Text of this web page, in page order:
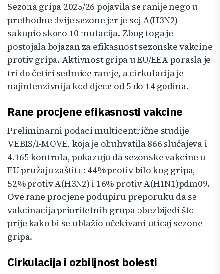
Sezona gripa 2025/26 pojavila se ranije nego u
prethodne dvije sezone jer je soj A(H3N2)
sakupio skoro 10 mutacija. Zbog toga je
postojala bojazan za efikasnost sezonske vakcine
protiv gripa. Aktivnost gripa u EU/EEA porasla je
tri do četiri sedmice ranije, a cirkulacija je
najintenzivnija kod djece od 5 do 14 godina.
Rane procjene efikasnosti vakcine
Preliminarni podaci multicentrične studije
VEBIS/I-MOVE, koja je obuhvatila 866 slučajeva i
4.165 kontrola, pokazuju da sezonske vakcine u
EU pružaju zaštitu: 44% protiv bilo kog gripa,
52% protiv A(H3N2) i 16% protiv A(H1N1)pdm09.
Ove rane procjene podupiru preporuku da se
vakcinacija prioritetnih grupa obezbijedi što
prije kako bi se ublažio očekivani uticaj sezone
gripa.
Cirkulacija i ozbiljnost bolesti